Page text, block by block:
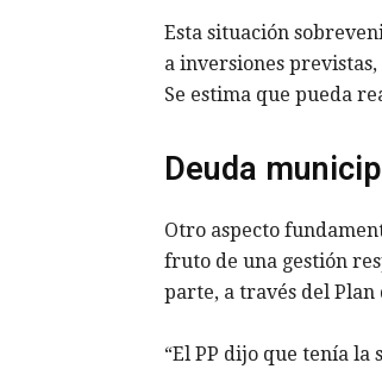
Esta situación
a inversiones
Se estima que pueda
Deuda
Otro aspecto
fruto de una gestión
parte, a través del Plan
“El PP dijo que tenía la